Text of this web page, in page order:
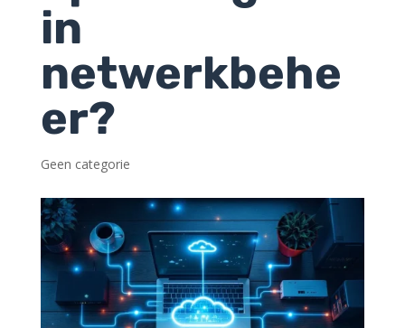
in
netwerkbehe
er?
Geen categorie